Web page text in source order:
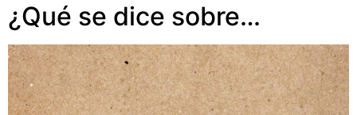
¿Qué se dice sobre…